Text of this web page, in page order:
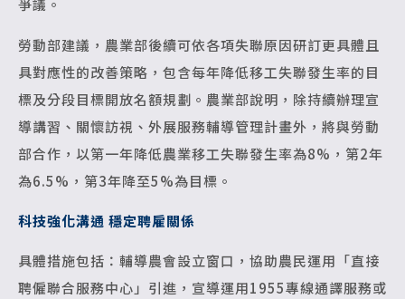
爭議。
勞動部建議，農業部後續可依各項失聯原因研訂更具體且
具對應性的改善策略，包含每年降低移工失聯發生率的目
標及分段目標開放名額規劃。農業部說明，除持續辦理宣
導講習、關懷訪視、外展服務輔導管理計畫外，將與勞動
部合作，以第一年降低農業移工失聯發生率為8%，第2年
為6.5%，第3年降至5%為目標。
科技強化溝通 穩定聘雇關係
具體措施包括：輔導農會設立窗口，協助農民運用「直接
聘僱聯合服務中心」引進，宣導運用1955專線通譯服務或